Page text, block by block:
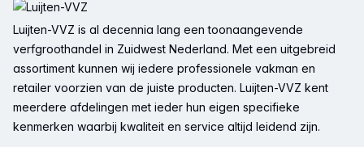
Luijten-VVZ is al decennia lang een toonaangevende
verfgroothandel in Zuidwest Nederland. Met een uitgebreid
assortiment kunnen wij iedere professionele vakman en
retailer voorzien van de juiste producten. Luijten-VVZ kent
meerdere afdelingen met ieder hun eigen specifieke
kenmerken waarbij kwaliteit en service altijd leidend zijn.